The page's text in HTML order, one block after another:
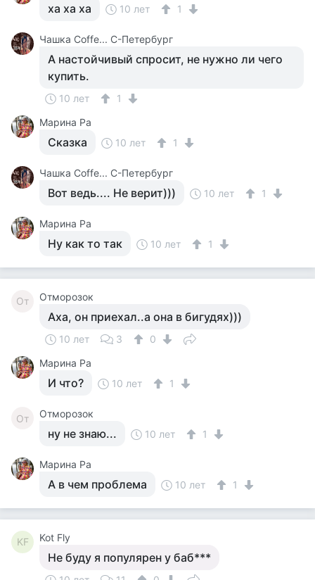
ха ха ха 10 лет 1
Чашка Cоffe... С-Петербург
А настойчивый спросит, не нужно ли чего
купить.
10 лет
1
Марина Ра
Сказка 10 лет 1
Чашка Cоffe... С-Петербург
Вот ведь.... Не верит))) 10 лет 1
Марина Ра
Ну как то так 10 лет 1
От Отморозок
Аха, он приехал..а она в бигудях)))
10 лет 3
0
Марина Ра
И что? 10 лет 1
От Отморозок
ну не знаю... 10 лет 1
Марина Ра
А в чем проблема 10 лет 1
KF Kot Fly
Не буду я популярен у баб***